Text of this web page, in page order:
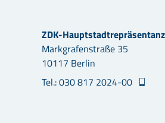
ZDK-Hauptstadtrepräsentanz
Markgrafenstraße 35
10117 Berlin
Tel.: 030 817 2024-00